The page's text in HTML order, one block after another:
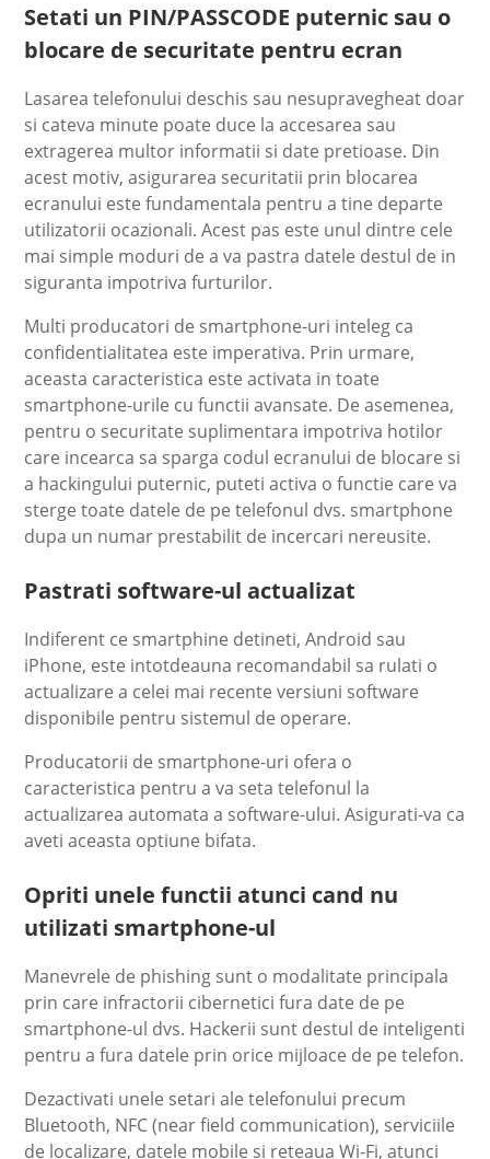
Setati un PIN/PASSCODE puternic sau o
blocare de securitate pentru ecran
Lasarea telefonului deschis sau nesupravegheat doar
si cateva minute poate duce la accesarea sau
extragerea multor informatii si date pretioase. Din
acest motiv, asigurarea securitatii prin blocarea
ecranului este fundamentala pentru a tine departe
utilizatorii ocazionali. Acest pas este unul dintre cele
mai simple moduri de a va pastra datele destul de in
siguranta impotriva furturilor.
Multi producatori de smartphone-uri inteleg ca
confidentialitatea este imperativa. Prin urmare,
aceasta caracteristica este activata in toate
smartphone-urile cu functii avansate. De asemenea,
pentru o securitate suplimentara impotriva hotilor
care incearca sa sparga codul ecranului de blocare si
a hackingului puternic, puteti activa o functie care va
sterge toate datele de pe telefonul dvs. smartphone
dupa un numar prestabilit de incercari nereusite.
Pastrati software-ul actualizat
Indiferent ce smartphine detineti, Android sau
iPhone, este intotdeauna recomandabil sa rulati o
actualizare a celei mai recente versiuni software
disponibile pentru sistemul de operare.
Producatorii de smartphone-uri ofera o
caracteristica pentru a va seta telefonul la
actualizarea automata a software-ului. Asigurati-va ca
aveti aceasta optiune bifata.
Opriti unele functii atunci cand nu
utilizati smartphone-ul
Manevrele de phishing sunt o modalitate principala
prin care infractorii cibernetici fura date de pe
smartphone-ul dvs. Hackerii sunt destul de inteligenti
pentru a fura datele prin orice mijloace de pe telefon.
Dezactivati unele setari ale telefonului precum
Bluetooth, NFC (near field communication), serviciile
de localizare, datele mobile si reteaua Wi-Fi, atunci